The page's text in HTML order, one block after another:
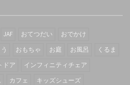
JAF おてつだい
おでかけ
おもちゃ お庭 お風呂
くるま
ドア
インフィニティチェア
カフェ
キッズシューズ